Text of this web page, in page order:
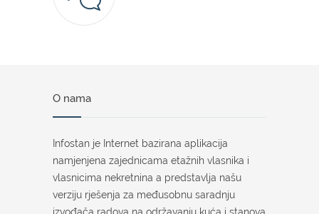
O nama
Infostan je Internet bazirana aplikacija
namjenjena zajednicama etažnih vlasnika i
vlasnicima nekretnina a predstavlja našu
verziju rješenja za međusobnu saradnju
izvođača radova na održavanju kuća i stanova